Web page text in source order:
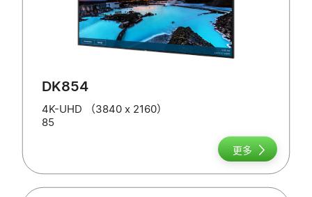
DK854
4K-UHD （3840 x 2160）
85
更多